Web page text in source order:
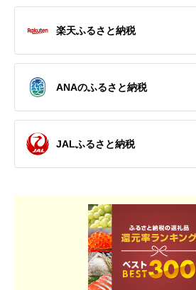
楽天ふるさと納税
ANAのふるさと納税
JALふるさと納税